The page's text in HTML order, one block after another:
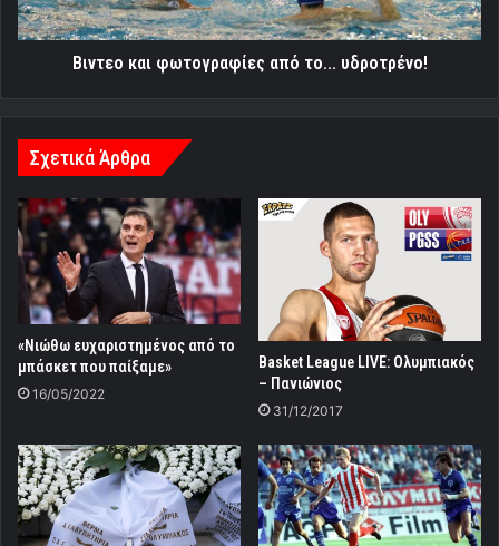
Βιντεο και φωτογραφίες από το... υδροτρένο!
Σχετικά Άρθρα
«Νιώθω ευχαριστημένος από το
μπάσκετ που παίξαμε»
16/05/2022
Basket League LIVE: Ολυμπιακός
– Πανιώνιος
31/12/2017